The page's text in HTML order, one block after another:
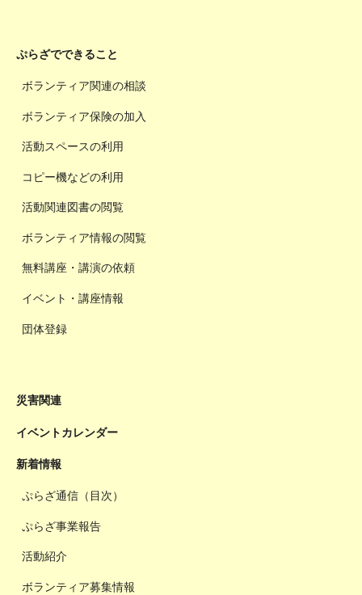
ぷらざでできること
ボランティア関連の相談
ボランティア保険の加入
活動スペースの利用
コピー機などの利用
活動関連図書の閲覧
ボランティア情報の閲覧
無料講座・講演の依頼
イベント・講座情報
団体登録
災害関連
イベントカレンダー
新着情報
ぷらざ通信（目次）
ぷらざ事業報告
活動紹介
ボランティア募集情報